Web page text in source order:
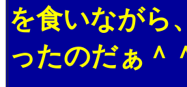
を食いながら
ったのだぁ＾